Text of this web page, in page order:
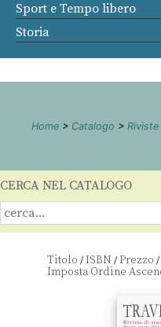
Sport e Tempo libero
Storia
Home > Catalogo > Riviste
CERCA NEL CATALOGO
Titolo /ISBN /Prezzo /